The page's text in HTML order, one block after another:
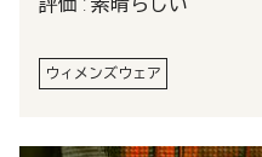
ウィメンズウェア